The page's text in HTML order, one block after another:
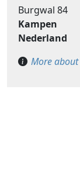
Burgwal 84
Kampen
Nederland
More about